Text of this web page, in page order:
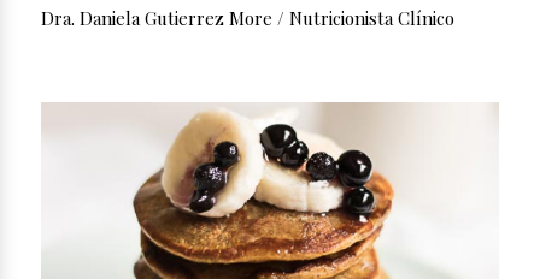
Dra. Daniela Gutierrez More / Nutricionista Clínico